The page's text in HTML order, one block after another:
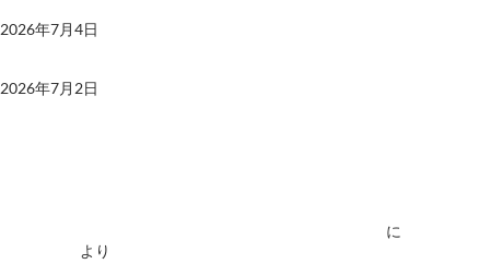
2026年7月4日
2026年7月2日
に
より